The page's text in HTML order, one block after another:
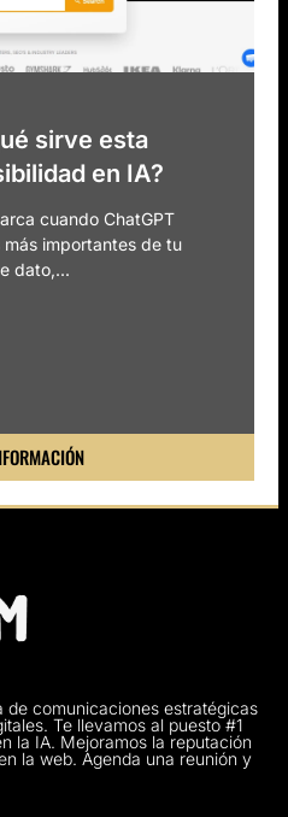
sirve esta
en IA?
cuando ChatGPT
importantes de tu
dato,...
de comunicaciones estratégicas
Te llevamos al puesto #1
la IA. Mejoramos la reputación
la web. Agenda una reunión y